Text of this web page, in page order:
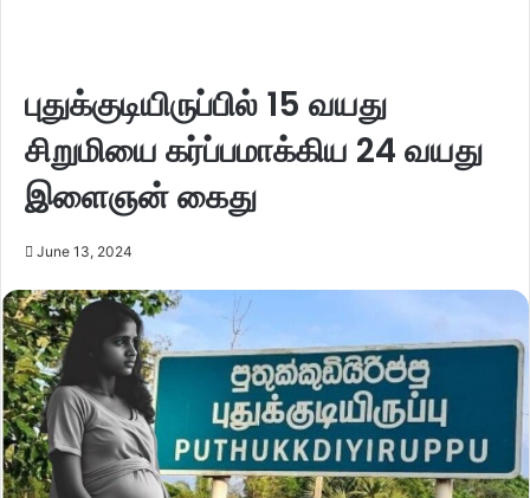
புதுக்குடியிருப்பில் 15 வயது
சிறுமியை கர்ப்பமாக்கிய 24 வயது
இளைஞன் கைது
June 13, 2024